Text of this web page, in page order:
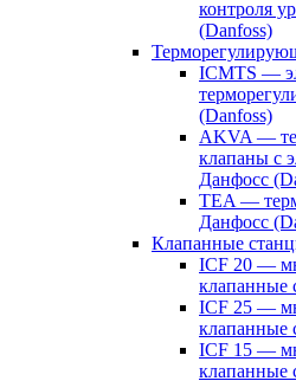
контроля
(Danfoss)
ICMTS —
(Danfoss)
AKVA —
клапаны с
Данфосс
TEA —
Данфосс
Клапанные
ICF 20 —
клапанные
ICF 25 —
клапанные
ICF 15 —
клапанные